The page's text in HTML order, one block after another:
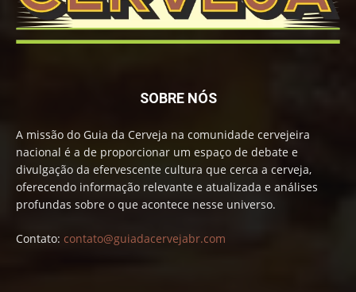
SOBRE NÓS
A missão do Guia da Cerveja na comunidade cervejeira
nacional é a de proporcionar um espaço de debate e
divulgação da efervescente cultura que cerca a cerveja,
oferecendo informação relevante e atualizada e análises
profundas sobre o que acontece nesse universo.
Contato: contato@guiadacervejabr.com